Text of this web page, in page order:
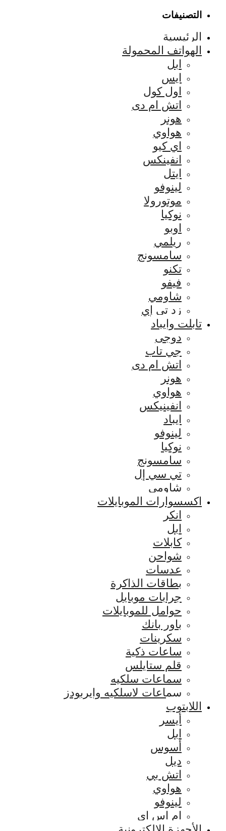
التصنيفات
الرئيسية
الهواتف المحمولة
ابل
ايس
اول كول
اتش ام دى
هونر
هواوي
اي كيو
انفينكس
ايتل
لينوفو
موتورولا
نوكيا
اوبو
ريلمي
سامسونج
تكنو
فيفو
شاومي
زد تي إي
تابلت وايباد
دوجى
جي تاب
اتش ام دى
هونر
هواوي
انفينيكس
ايباد
لينوفو
نوكيا
سامسونج
تي سي إل
شاومي
اكسسوارات الموبايلات
انكر
ابل
كابلات
شواحن
عدسات
بطاقات الذاكرة
جرابات موبايل
حوامل للموبايلات
باور بانك
سكرينات
ساعات ذكية
قلم ستايلس
سماعات سلكيه
سماعات لاسلكيه وايربودز
اللابتوب
أيسر
ابل
أسوس
ديل
اتش بي
هواوي
لينوفو
ام اس اي